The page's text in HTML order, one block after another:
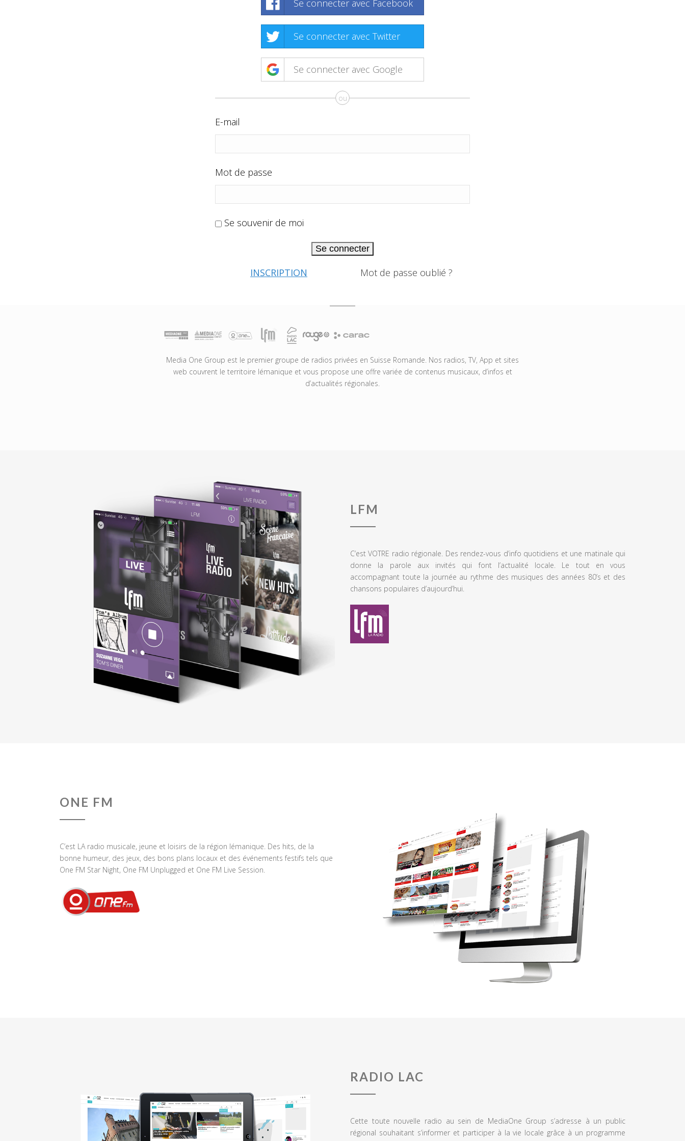
Se connecter avec Facebook
Se connecter avec Twitter
Se connecter avec Google
ou
E-mail
Mot de passe
Se souvenir de moi
Se connecter
INSCRIPTION Mot de passe oublié ?
Media One Group est le premier groupe de radios privées en Suisse Romande. Nos radios, TV, App et sites
web couvrent le territoire lémanique et vous propose une offre variée de contenus musicaux, d’infos et
d’actualités régionales.
LFM
C’est VOTRE radio régionale. Des rendez-vous d’info quotidiens et une matinale qui
donne la parole aux invités qui font l’actualité locale. Le tout en vous
accompagnant toute la journée au rythme des musiques des années 80’s et des
chansons populaires d’aujourd’hui.
ONE FM
C’est LA radio musicale, jeune et loisirs de la région lémanique. Des hits, de la
bonne humeur, des jeux, des bons plans locaux et des événements festifs tels que
One FM Star Night, One FM Unplugged et One FM Live Session.
RADIO LAC
Cette toute nouvelle radio au sein de MediaOne Group s’adresse à un public
régional souhaitant s’informer et participer à la vie locale grâce à un programme